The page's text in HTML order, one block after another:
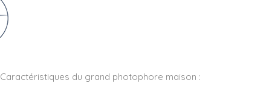
Caractéristiques du grand photophore maison :